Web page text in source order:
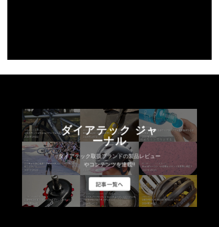
ダイアテック ジャ
ーナル
ダイアテック取扱ブランドの製品レビュー
やコンテンツを連載!!
記事一覧へ